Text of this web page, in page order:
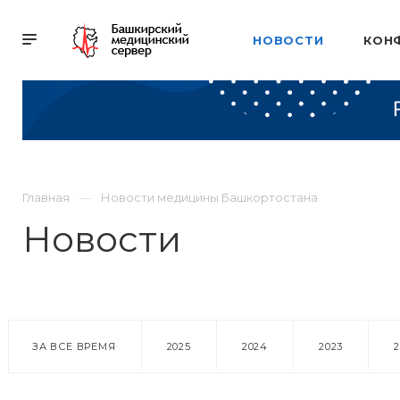
НОВОСТИ
Главная Новости медицины Башкортостана
Новости
ЗА ВСЕ ВРЕМЯ 2025 2024 2023